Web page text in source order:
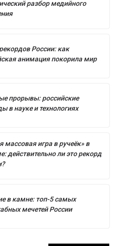
разбор медийного
России: как
анимация покорила мир
прорывы: российские
в науке и технологиях
массовая игра в ручеёк» в
действительно ли это рекорд
в камне: топ-5 самых
мечетей России